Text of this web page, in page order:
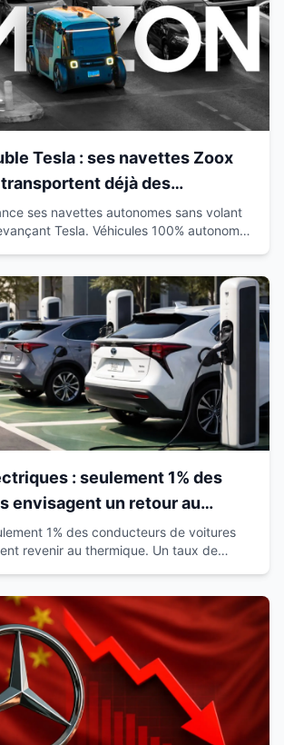
Tesla : ses navettes Zoox
déjà des
Californie
ses navettes autonomes sans volant
Tesla. Véhicules 100% autonomes
: seulement 1% des
envisagent un retour au
1% des conducteurs de voitures
revenir au thermique. Un taux de